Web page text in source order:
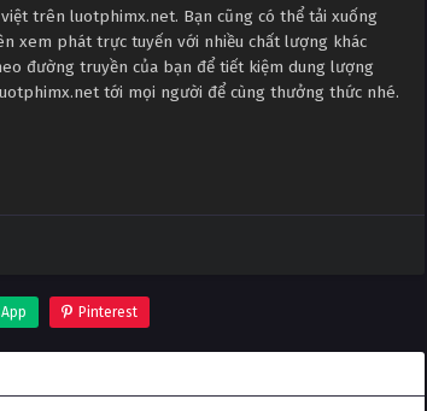
trên luotphimx.net. Bạn cũng có thể tải xuống
xem phát trực tuyến với nhiều chất lượng khác
đường truyền của bạn để tiết kiệm dung lượng
tới mọi người để cùng thưởng thức nhé.
Pinterest